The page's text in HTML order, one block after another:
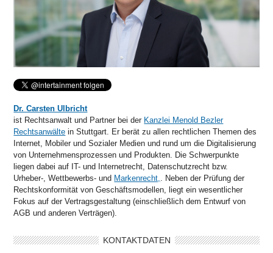
Dr. Carsten Ulbricht
ist Rechtsanwalt und Partner bei der Kanzlei Menold Bezler
Rechtsanwälte in Stuttgart. Er berät zu allen rechtlichen Themen des
Internet, Mobiler und Sozialer Medien und rund um die Digitalisierung
von Unternehmensprozessen und Produkten. Die Schwerpunkte
liegen dabei auf IT- und Internetrecht, Datenschutzrecht bzw.
Urheber-, Wettbewerbs- und Markenrecht,
. Neben der Prüfung der
Rechtskonformität von Geschäftsmodellen, liegt ein wesentlicher
Fokus auf der Vertragsgestaltung (einschließlich dem Entwurf von
AGB und anderen Verträgen).
KONTAKTDATEN